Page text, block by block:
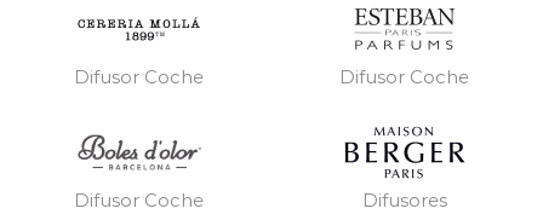
Difusor Coche Difusor Coche
Difusor Coche Difusores